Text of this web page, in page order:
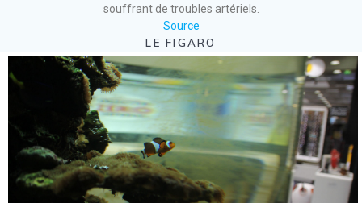
souffrant de troubles artériels.
Source
LE FIGARO